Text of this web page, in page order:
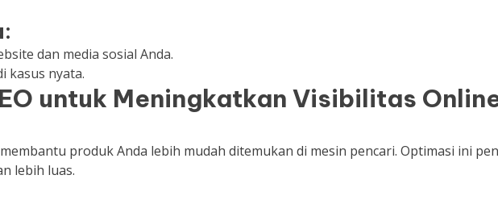
dan media sosial Anda.
kasus nyata.
untuk Meningkatkan Visibilitas
produk Anda lebih mudah ditemukan di mesin pencari. Optimasi ini
lebih luas.